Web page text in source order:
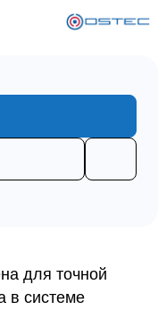
для точной
в системе